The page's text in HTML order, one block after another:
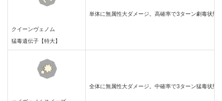
クイーンヴェノム
猛毒遺伝子【特大】
単体に無属性大ダメージ。高確率で3ターン劇毒状態
全体に無属性大ダメージ。中確率で3ターン猛毒状態